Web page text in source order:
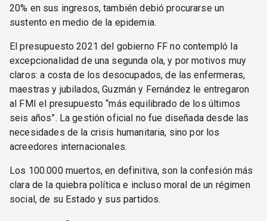
20% en sus ingresos, también debió procurarse un
sustento en medio de la epidemia.
El presupuesto 2021 del gobierno FF no contempló la
excepcionalidad de una segunda ola, y por motivos muy
claros: a costa de los desocupados, de las enfermeras,
maestras y jubilados, Guzmán y Fernández le entregaron
al FMI el presupuesto “más equilibrado de los últimos
seis años”. La gestión oficial no fue diseñada desde las
necesidades de la crisis humanitaria, sino por los
acreedores internacionales.
Los 100.000 muertos, en definitiva, son la confesión más
clara de la quiebra política e incluso moral de un régimen
social, de su Estado y sus partidos.